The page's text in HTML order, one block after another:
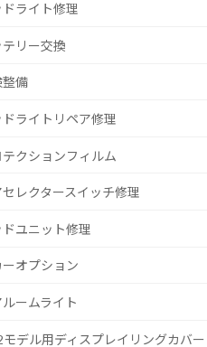
ドライト修理
テリー交換
整備
ドライトリペア修理
テクションフィルム
セレクタースイッチ修理
ドユニット修理
ーオプション
ルームライト
モデル用ディスプレイリングカバー